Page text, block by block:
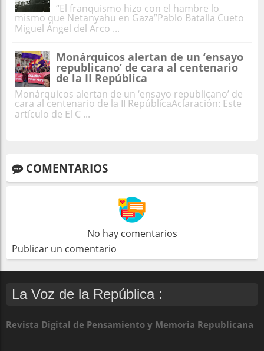
“El franquismo hizo con el hambre lo
mismo que Netanyahu en Gaza”Pablo Batalla Cueto
Miguel Ángel del Arco ...
Monárquicos alertan de un ‘ensayo
republicano’ de cara al centenario
de la II República
Monárquicos alertan de un ‘ensayo republicano’ de
cara al centenario de la II RepúblicaAclaración: Este
artículo de El C ...
COMENTARIOS
No hay comentarios
Publicar un comentario
La Voz de la República :
Revista Digital de Pensamiento y Memoria Republicana